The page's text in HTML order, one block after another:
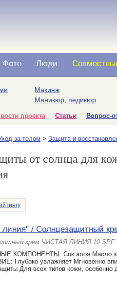
Фото Люди
Макияж
Маникюр, педикюр
проекта Статьи Вопрос-
за телом > Защита и
от солнца для
линия" / Солнцезащитный
крем ЧИСТАЯ ЛИНИЯ 10 SPF
КОМПОНЕНТЫ: Сок алоэ Масло
Глубоко увлажняет Мгновенно
Для всех типов кожи, особенно